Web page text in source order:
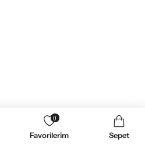
0
Favorilerim Sepet